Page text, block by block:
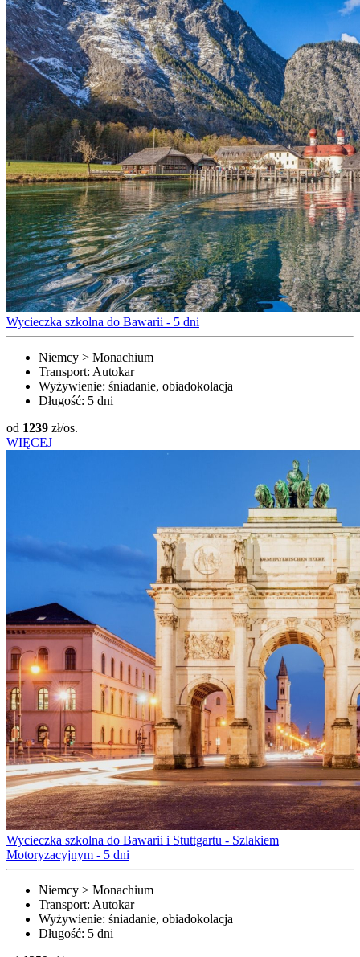
Wycieczka szkolna do Bawarii - 5 dni
Niemcy > Monachium
Transport: Autokar
Wyżywienie: śniadanie, obiadokolacja
Długość: 5 dni
od 1239 zł/os.
WIĘCEJ
Wycieczka szkolna do Bawarii i Stuttgartu - Szlakiem
Motoryzacyjnym - 5 dni
Niemcy > Monachium
Transport: Autokar
Wyżywienie: śniadanie, obiadokolacja
Długość: 5 dni